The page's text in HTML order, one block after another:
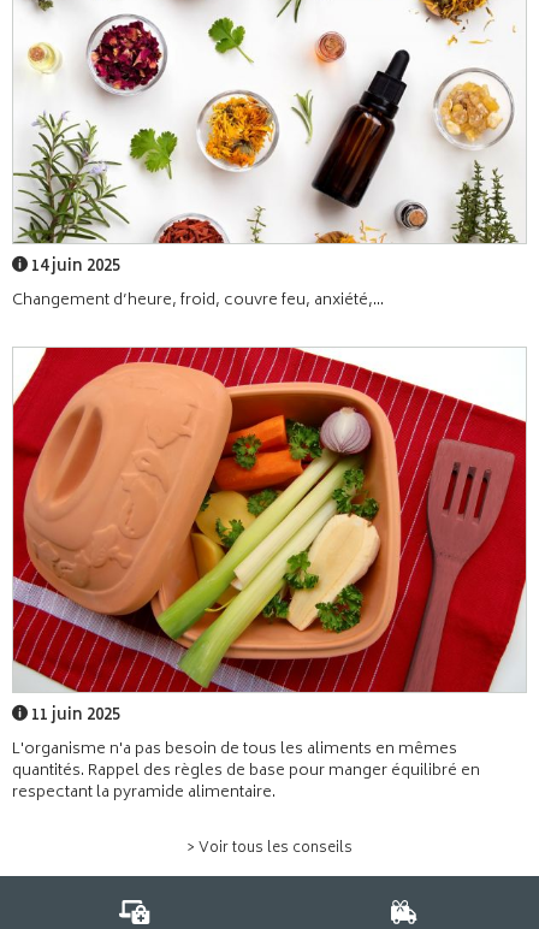
14 juin 2025
Changement d’heure, froid, couvre feu, anxiété,...
11 juin 2025
L'organisme n'a pas besoin de tous les aliments en mêmes
quantités. Rappel des règles de base pour manger équilibré en
respectant la pyramide alimentaire.
> Voir tous les conseils